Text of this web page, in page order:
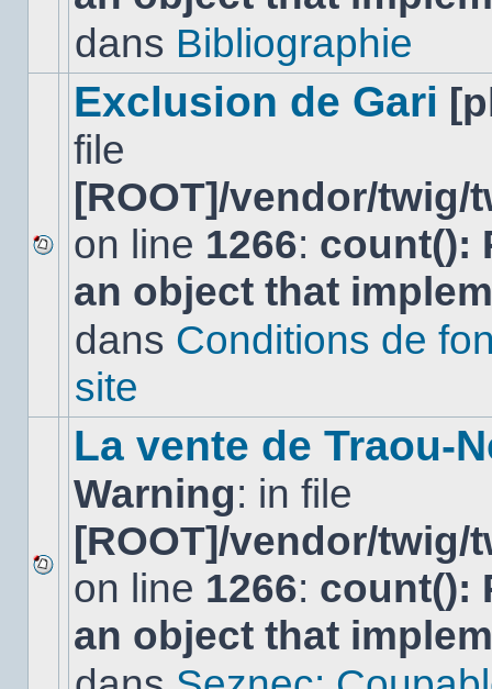
dansdans Bibliographie
Aucun
nouveau
message
sujet.
Exclusion de Gari
file
[ROOT]/vendor/
on line 1266: count():
an object that
dans Conditions de
site
Aucun
nouveau
message
non-
dans
La vente de Traou-
Warning: in file
[ROOT]/vendor/
on line 1266: count():
an object that